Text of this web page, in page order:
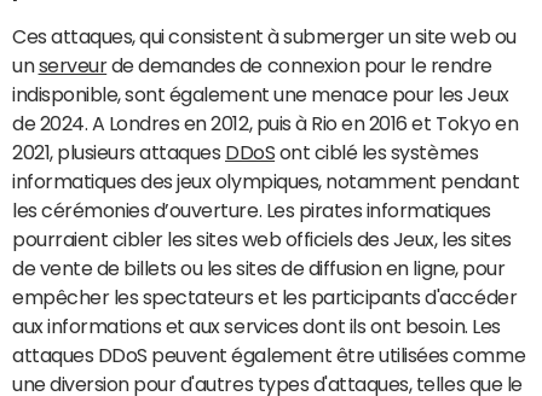
Ces attaques, qui consistent à submerger un site web ou
unserveurde demandes de connexion pour le rendre
indisponible, sont également une menace pour les Jeux
de 2024. A Londres en 2012, puis à Rio en 2016 et Tokyo en
2021, plusieurs attaques DDoS ont ciblé les systèmes
informatiques des jeux olympiques, notamment pendant
les cérémonies d’ouverture. Les pirates informatiques
pourraient cibler les sites web officiels des Jeux, les sites
de vente de billets ou les sites de diffusion en ligne, pour
empêcher les spectateurs et les participants d'accéder
aux informations et aux services dont ils ont besoin. Les
attaques DDoS peuvent également être utilisées comme
une diversion pour d'autres types d'attaques, telles que le